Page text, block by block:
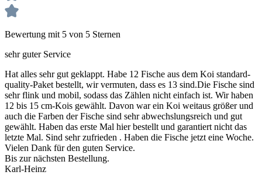
Bewertung mit 5 von 5 Sternen
sehr guter Service
Hat alles sehr gut geklappt. Habe 12 Fische aus dem Koi standard-
quality-Paket bestellt, wir vermuten, dass es 13 sind.Die Fische sind
sehr flink und mobil, sodass das Zählen nicht einfach ist. Wir haben
12 bis 15 cm-Kois gewählt. Davon war ein Koi weitaus größer und
auch die Farben der Fische sind sehr abwechslungsreich und gut
gewählt. Haben das erste Mal hier bestellt und garantiert nicht das
letzte Mal. Sind sehr zufrieden . Haben die Fische jetzt eine Woche.
Vielen Dank für den guten Service.
Bis zur nächsten Bestellung.
Karl-Heinz